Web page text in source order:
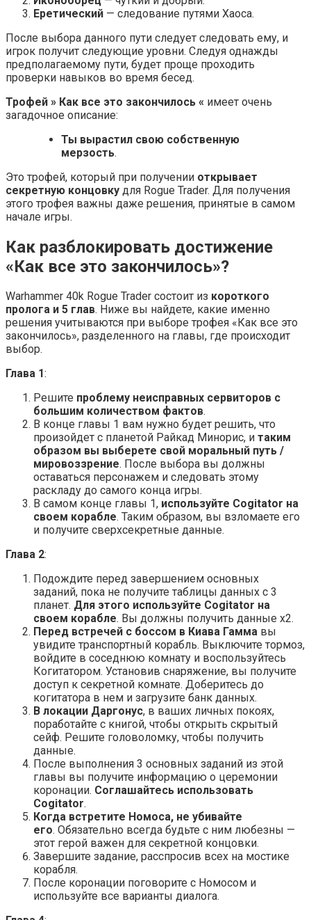
Еретический — следование путями Хаоса.
После выбора данного пути следует следовать ему, и
игрок получит следующие уровни. Следуя однажды
предполагаемому пути, будет проще проходить
проверки навыков во время бесед.
Трофей » Как все это закончилось « имеет очень
загадочное описание:
Ты вырастил свою собственную
мерзость.
Это трофей, который при получении открывает
секретную концовку для Rogue Trader. Для получения
этого трофея важны даже решения, принятые в самом
начале игры.
Как разблокировать достижение
«Как все это закончилось»?
Warhammer 40k Rogue Trader состоит из короткого
пролога и 5 глав. Ниже вы найдете, какие именно
решения учитываются при выборе трофея «Как все это
закончилось», разделенного на главы, где происходит
выбор.
Глава 1:
Решите проблему неисправных сервиторов с
большим количеством фактов.
В конце главы 1 вам нужно будет решить, что
произойдет с планетой Райкад Минорис, и таким
образом вы выберете свой моральный путь /
мировоззрение. После выбора вы должны
оставаться персонажем и следовать этому
раскладу до самого конца игры.
В самом конце главы 1, используйте Cogitator на
своем корабле. Таким образом, вы взломаете его
и получите сверхсекретные данные.
Глава 2:
Подождите перед завершением основных
заданий, пока не получите таблицы данных с 3
планет. Для этого используйте Cogitator на
своем корабле. Вы должны получить данные x2.
Перед встречей с боссом в Киава Гамма вы
увидите транспортный корабль. Выключите тормоз,
войдите в соседнюю комнату и воспользуйтесь
Когитатором. Установив снаряжение, вы получите
доступ к секретной комнате. Доберитесь до
когитатора в нем и загрузите банк данных.
В локации Даргонус, в ваших личных покоях,
поработайте с книгой, чтобы открыть скрытый
сейф. Решите головоломку, чтобы получить
данные.
После выполнения 3 основных заданий из этой
главы вы получите информацию о церемонии
коронации. Соглашайтесь использовать
Cogitator.
Когда встретите Номоса, не убивайте
его. Обязательно всегда будьте с ним любезны —
этот герой важен для секретной концовки.
Завершите задание, расспросив всех на мостике
корабля.
После коронации поговорите с Номосом и
используйте все варианты диалога.